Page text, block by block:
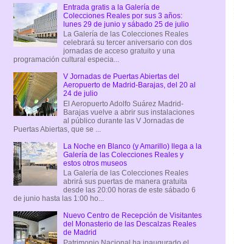
Entrada gratis a la Galería de
Colecciones Reales por sus 3 años:
lunes 29 de junio y sábado 25 de julio
La Galería de las Colecciones Reales
celebrará su tercer aniversario con dos
jornadas de acceso gratuito y una
programación cultural especia...
V Jornadas de Puertas Abiertas del
Aeropuerto de Madrid-Barajas, del 20 al
24 de julio
El Aeropuerto Adolfo Suárez Madrid-
Barajas vuelve a abrir sus instalaciones
al público durante las V Jornadas de
Puertas Abiertas, que se ...
La Noche en Blanco (y Amarillo) llega a la
Galería de las Colecciones Reales y
estos otros museos
La Galería de las Colecciones Reales
abrirá sus puertas de manera gratuita
desde las 20:00 horas de este sábado 6
de junio hasta las 1:00 ho...
Nuevo Centro de Recepción de Visitantes
del Monasterio de las Descalzas Reales
de Madrid